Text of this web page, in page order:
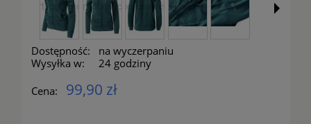
Dostępność:
na wyczerpaniu
Wysyłka w:
24 godziny
Cena:
99,90 zł